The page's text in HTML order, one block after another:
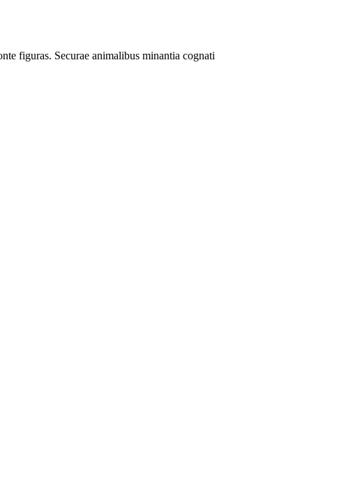
figuras. Securae animalibus minantia cognati